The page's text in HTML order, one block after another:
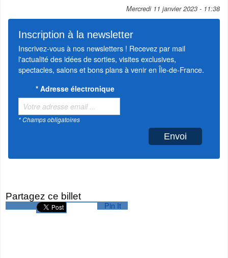
Mercredi 11 janvier 2023 - 11:38
Inscription à la newsletter
Inscrivez-vous à nos newsletters ! Recevez par mail
l'actualité des idées de sorties, visites exclusives,
spectacles, salons et bons plans à venir en Île-de-France.
* Adresse électronique
* Champs obligatoires
Partagez ce billet
Pin It